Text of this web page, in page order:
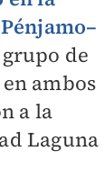
de
ambos
a la
Laguna